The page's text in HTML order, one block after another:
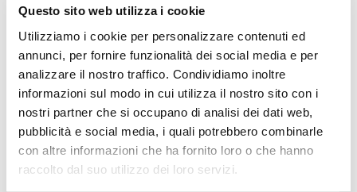
Questo sito web utilizza i cookie
Utilizziamo i cookie per personalizzare contenuti ed
annunci, per fornire funzionalità dei social media e per
analizzare il nostro traffico. Condividiamo inoltre
informazioni sul modo in cui utilizza il nostro sito con i
nostri partner che si occupano di analisi dei dati web,
pubblicità e social media, i quali potrebbero combinarle
con altre informazioni che ha fornito loro o che hanno
raccolto dal suo utilizzo dei loro servizi.